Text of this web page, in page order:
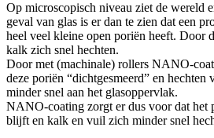
Op microscopisch niveau ziet de wereld
geval van glas is er dan te zien dat een
heel veel kleine open poriën heeft. Door
kalk zich snel hechten.
Door met (machinale) rollers NANO-
deze poriën “dichtgesmeerd” en
minder snel aan het glasoppervlak.
NANO-coating zorgt er dus voor dat het
blijft en kalk en vuil zich minder snel